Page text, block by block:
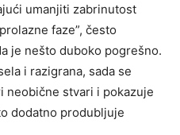
umanjiti zabrinutost
faze”, često
je nešto duboko pogrešno.
i razigrana, sada se
neobične stvari i pokazuje
dodatno produbljuje